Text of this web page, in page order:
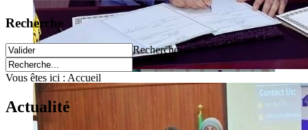
Recherche
Recherche
Vous êtes ici : Accueil
Actualité